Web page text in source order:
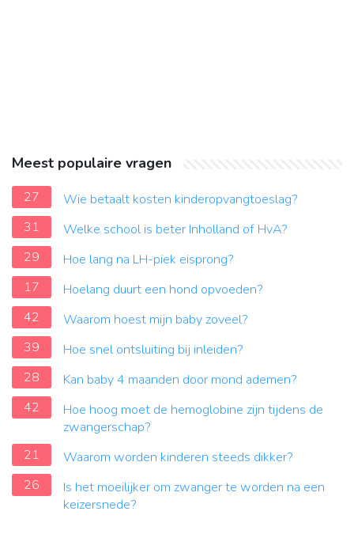
Meest populaire vragen
27
Wie betaalt kosten kinderopvangtoeslag?
31
Welke school is beter Inholland of HvA?
29
Hoe lang na LH-piek eisprong?
17
Hoelang duurt een hond opvoeden?
42
Waarom hoest mijn baby zoveel?
39
Hoe snel ontsluiting bij inleiden?
28
Kan baby 4 maanden door mond ademen?
42
Hoe hoog moet de hemoglobine zijn tijdens de
zwangerschap?
21
Waarom worden kinderen steeds dikker?
26
Is het moeilijker om zwanger te worden na een
keizersnede?